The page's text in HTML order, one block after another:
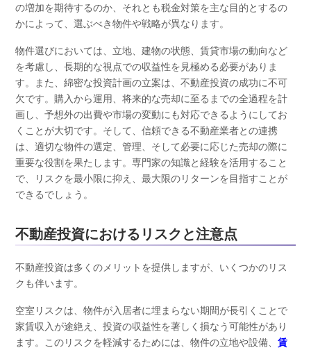
の増加を期待するのか、それとも税金対策を主な目的とするの
かによって、選ぶべき物件や戦略が異なります。
物件選びにおいては、立地、建物の状態、賃貸市場の動向など
を考慮し、長期的な視点での収益性を見極める必要がありま
す。また、綿密な投資計画の立案は、不動産投資の成功に不可
欠です。購入から運用、将来的な売却に至るまでの全過程を計
画し、予想外の出費や市場の変動にも対応できるようにしてお
くことが大切です。そして、信頼できる不動産業者との連携
は、適切な物件の選定、管理、そして必要に応じた売却の際に
重要な役割を果たします。専門家の知識と経験を活用すること
で、リスクを最小限に抑え、最大限のリターンを目指すことが
できるでしょう。
不動産投資におけるリスクと注意点
不動産投資は多くのメリットを提供しますが、いくつかのリス
クも伴います。
空室リスクは、物件が入居者に埋まらない期間が長引くことで
家賃収入が途絶え、投資の収益性を著しく損なう可能性があり
ます。このリスクを軽減するためには、物件の立地や設備、 賃